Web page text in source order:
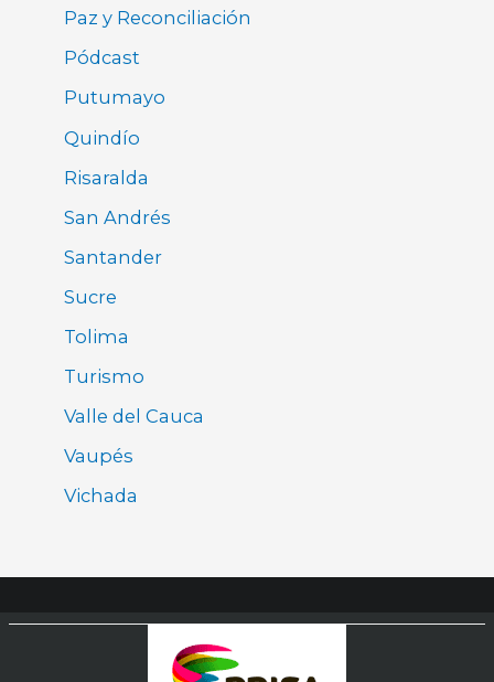
Paz y Reconciliación
Pódcast
Putumayo
Quindío
Risaralda
San Andrés
Santander
Sucre
Tolima
Turismo
Valle del Cauca
Vaupés
Vichada